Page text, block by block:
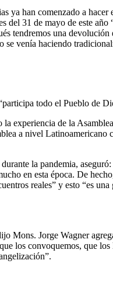
ya han comenzado a
31 de mayo de este
tendremos una
se venía haciendo
todo el Pueblo de
experiencia de la
a nivel
la pandemia,
en esta época. De
reales” y esto “es
Mons. Jorge Wagner
los convoquemos, que